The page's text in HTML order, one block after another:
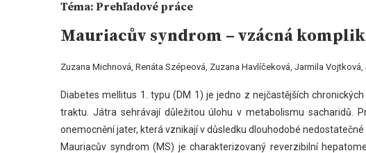
Téma: Prehľadové práce
Mauriacův syndrom – vzácná
Zuzana Michnová, Renáta Szépeová, Zuzana Havlíčeková, Jarmila
Diabetes mellitus 1. typu (DM 1) je jedno z nejčastějších
traktu. Játra sehrávají důležitou úlohu v metabolismu sacharidů.
onemocnění jater, která vznikají v důsledku dlouhodobé
Mauriacův syndrom (MS) je charakterizovaný reverzibilní